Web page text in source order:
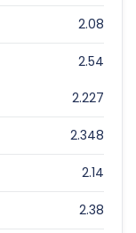
8.12 TL
1.46 TL
2.08
2.54
2.227
2.348
2.14
2.38